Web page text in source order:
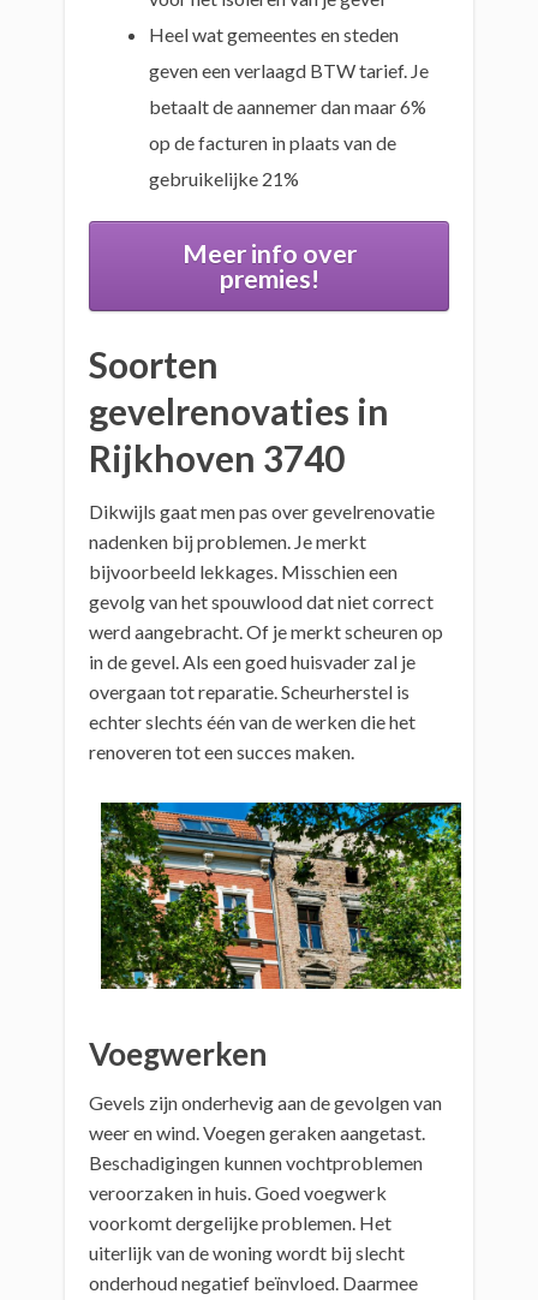
Heel wat gemeentes en steden
geven een verlaagd BTW tarief. Je
betaalt de aannemer dan maar 6%
op de facturen in plaats van de
gebruikelijke 21%
Meer info over
premies!
Soorten
gevelrenovaties in
Rijkhoven 3740
Dikwijls gaat men pas over gevelrenovatie
nadenken bij problemen. Je merkt
bijvoorbeeld lekkages. Misschien een
gevolg van het spouwlood dat niet correct
werd aangebracht. Of je merkt scheuren op
in de gevel. Als een goed huisvader zal je
overgaan tot reparatie. Scheurherstel is
echter slechts één van de werken die het
renoveren tot een succes maken.
Voegwerken
Gevels zijn onderhevig aan de gevolgen van
weer en wind. Voegen geraken aangetast.
Beschadigingen kunnen vochtproblemen
veroorzaken in huis. Goed voegwerk
voorkomt dergelijke problemen. Het
uiterlijk van de woning wordt bij slecht
onderhoud negatief beïnvloed. Daarmee